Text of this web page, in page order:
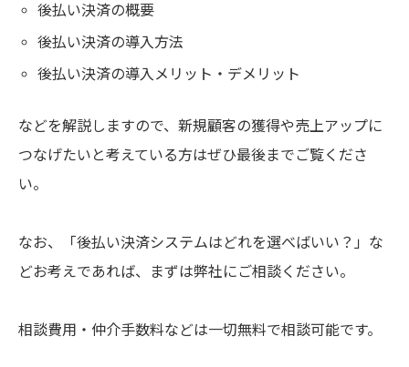
後払い決済の概要
後払い決済の導入方法
後払い決済の導入メリット・デメリット
などを解説しますので、新規顧客の獲得や売上アップに
つなげたいと考えている方はぜひ最後までご覧くださ
い。
なお、「後払い決済システムはどれを選べばいい？」な
どお考えであれば、まずは弊社にご相談ください。
相談費用・仲介手数料などは一切無料で相談可能です。